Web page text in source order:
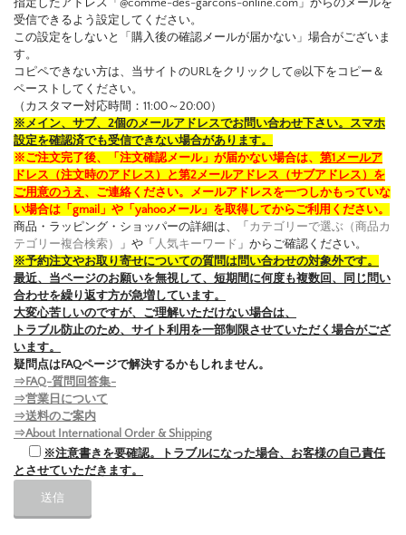
指定したアドレス「@comme-des-garcons-online.com」からのメールを
受信できるよう設定してください。
この設定をしないと「購入後の確認メールが届かない」場合がございま
す。
コピペできない方は、当サイトのURLをクリックして@以下をコピー＆
ペーストしてください。
（カスタマー対応時間：11:00～20:00）
※メイン、サブ、2個のメールアドレスでお問い合わせ下さい。スマホ
設定を確認済でも受信できない場合があります。
※ご注文完了後、「注文確認メール」が届かない場合は、 第1メールア
ドレス（注文時のアドレス）と第2メールアドレス（サブアドレス）を
ご用意のうえ 、ご連絡ください。メールアドレスを一つしかもっていな
い場合は「gmail」や「yahooメール」を取得してからご利用ください。
商品・ラッピング・ショッパーの詳細は、「 カテゴリーで選ぶ（商品カ
テゴリー複合検索）
」や「 人気キーワード 」からご確認ください。
※予約注文やお取り寄せについての質問は問い合わせの対象外です。
最近、当ページのお願いを無視して、短期間に何度も複数回、同じ問い
合わせを繰り返す方が急増しています。
大変心苦しいのですが、ご理解いただけない場合は、
トラブル防止のため、サイト利用を一部制限させていただく場合がござ
います。
疑問点はFAQページで解決するかもしれません。
⇒FAQ-質問回答集-
⇒営業日について
⇒送料のご案内
⇒About International Order & Shipping
※注意書きを要確認。トラブルになった場合、お客様の自己責任
とさせていただきます。